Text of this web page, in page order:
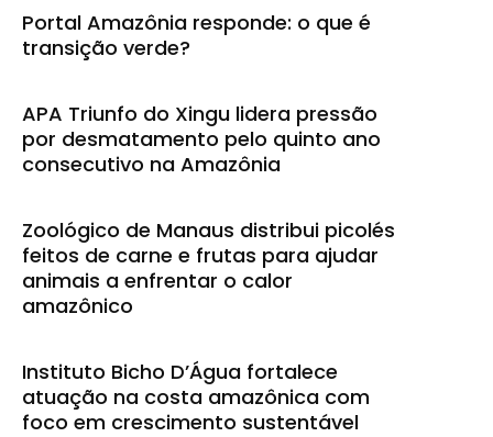
Portal Amazônia responde: o que é
transição verde?
APA Triunfo do Xingu lidera pressão
por desmatamento pelo quinto ano
consecutivo na Amazônia
Zoológico de Manaus distribui picolés
feitos de carne e frutas para ajudar
animais a enfrentar o calor
amazônico
Instituto Bicho D’Água fortalece
atuação na costa amazônica com
foco em crescimento sustentável